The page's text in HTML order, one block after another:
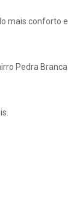
mais conforto e
Pedra Branca